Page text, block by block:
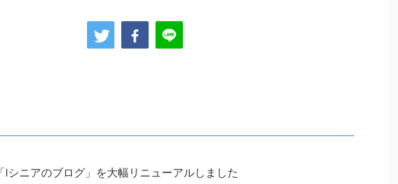
「iシニアのブログ」を大幅リニューアルしました